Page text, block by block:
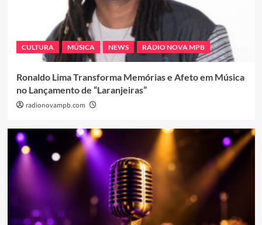
CULTURA MÚSICA NEWS RÁDIO NOVA MPB
Ronaldo Lima Transforma Memórias e Afeto em Música
no Lançamento de “Laranjeiras”
radionovampb.com